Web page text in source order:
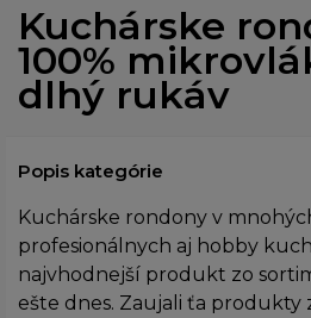
Kuchárske
100%
dlhý rukáv
Popis kategórie
Kuchárske rondony v
profesionálnych aj hobby
najvhodnejší produkt zo
ešte dnes. Zaujali ťa produkty